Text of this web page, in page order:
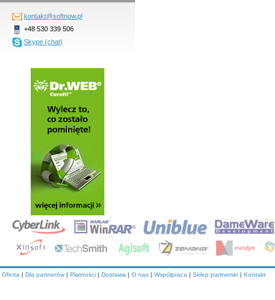
kontakt@softnow.pl
+48 530 339 506
Skype (chat)
Oferta | Dla partnerów | Płatności | Dostawa | O nas | Współpraca | Sklep partnerski | Kontakt